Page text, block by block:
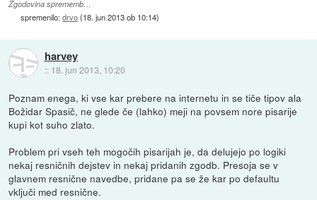
Zgodovina sprememb…
spremenilo:drvo(18. jun 2013 ob 10:14)
harvey
:: 18. jun 2013, 10:20
Poznam enega, ki vse kar prebere na internetu in se tiče tipov ala
Božidar Spasič, ne glede če (lahko) meji na povsem nore pisarije
kupi kot suho zlato.
Problem pri vseh teh mogočih pisarijah je, da delujejo po logiki
nekaj resničnih dejstev in nekaj pridanih zgodb. Presoja se v
glavnem resnične navedbe, pridane pa se že kar po defaultu
vključi med resnične.